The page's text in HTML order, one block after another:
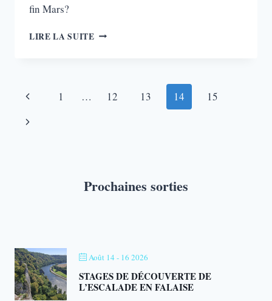
fin Mars?
LIRE LA SUITE SKI
Navigation
de
Page
précédente
1 … 12 13 14
15
Page
Prochaines sorties
Août 14 - 16 2026
STAGES DE DÉCOUVERTE DE
L’ESCALADE EN FALAISE